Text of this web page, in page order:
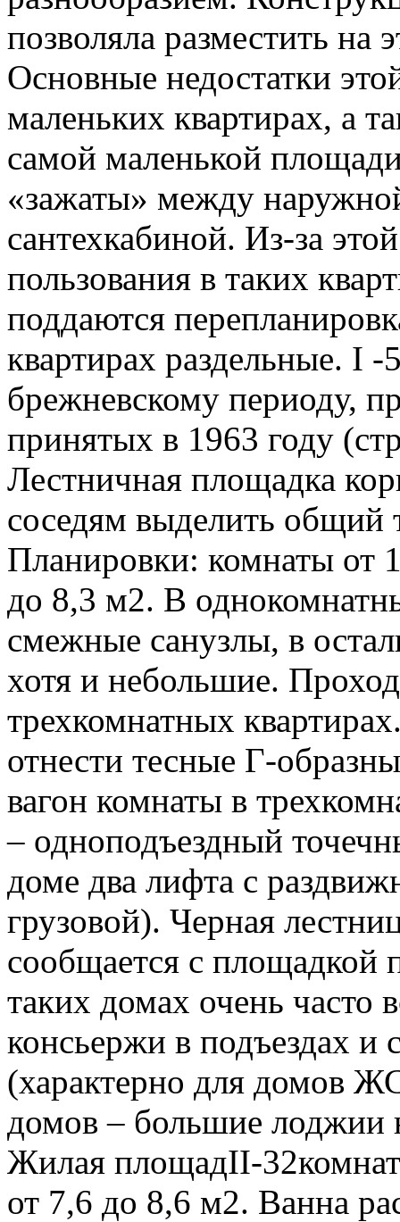
позволяла разместить на
Основные недостатки
маленьких квартирах, а
самой маленькой
«зажаты» между
сантехкабиной. Из-за
пользования в таких
поддаются
квартирах раздельные. I
брежневскому периоду,
принятых в 1963 году
Лестничная площадка
соседям выделить общий
Планировки: комнаты от
до 8,3 м2. В
смежные санузлы, в
хотя и небольшие.
трехкомнатных
отнести тесные Г-
вагон комнаты в
– одноподъездный
доме два лифта с
грузовой). Черная
сообщается с площадкой
таких домах очень часто
консьержи в подъездах и
(характерно для домов
домов – большие лоджии
Жилая площадII-
от 7,6 до 8,6 м2. Ванна